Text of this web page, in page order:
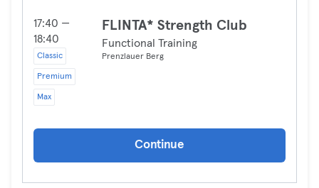
17:40 —
18:40
Classic
Premium
Max
FLINTA* Strength Club
Functional Training
Prenzlauer Berg
Continue